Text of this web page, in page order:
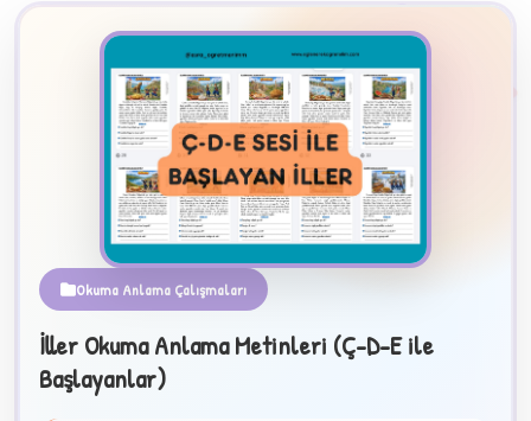
2
Okuma Anlama Çalışmaları
İller Okuma Anlama Metinleri (Ç-D-E ile
Başlayanlar)